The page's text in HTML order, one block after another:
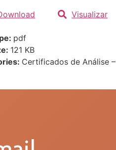
Visualizar
pdf
121 KB
Certificados de Análise –